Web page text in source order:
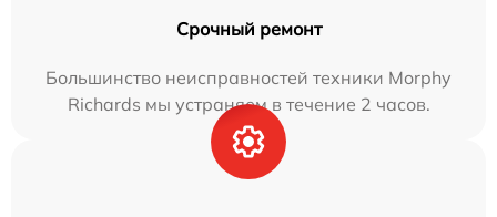
Срочный ремонт
Большинство неисправностей техники Morphy
Richards мы устраняем в течение 2 часов.